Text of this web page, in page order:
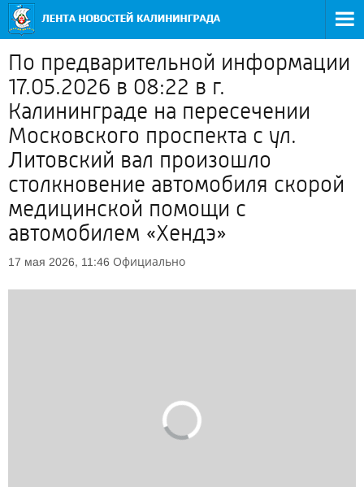
По предварительной информации
17.05.2026 в 08:22 в г.
Калининграде на пересечении
Московского проспекта с ул.
Литовский вал произошло
столкновение автомобиля скорой
медицинской помощи с
автомобилем «Хендэ»
17 мая 2026, 11:46 Официально